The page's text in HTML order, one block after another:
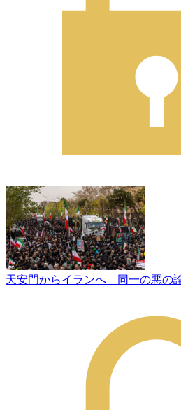
天安門からイランへ 同一の悪の